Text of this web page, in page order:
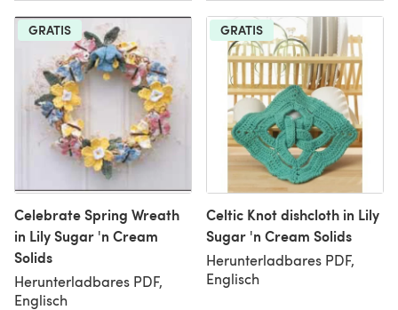
GRATIS
Celebrate Spring Wreath
in Lily Sugar 'n Cream
Solids
Herunterladbares PDF,
Englisch
GRATIS
Celtic Knot dishcloth in Lily
Sugar 'n Cream Solids
Herunterladbares PDF,
Englisch